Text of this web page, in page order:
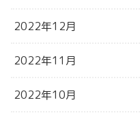
2022年12月
2022年11月
2022年10月